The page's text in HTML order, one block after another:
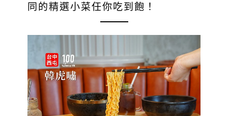
同的精選小菜任你吃到飽！